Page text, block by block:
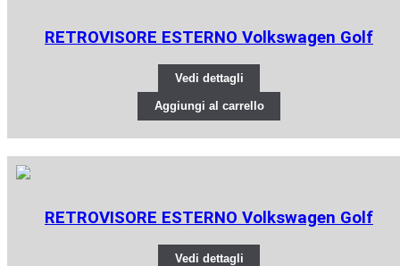
RETROVISORE ESTERNO Volkswagen Golf
Vedi dettagli
Aggiungi al carrello
RETROVISORE ESTERNO Volkswagen Golf
Vedi dettagli